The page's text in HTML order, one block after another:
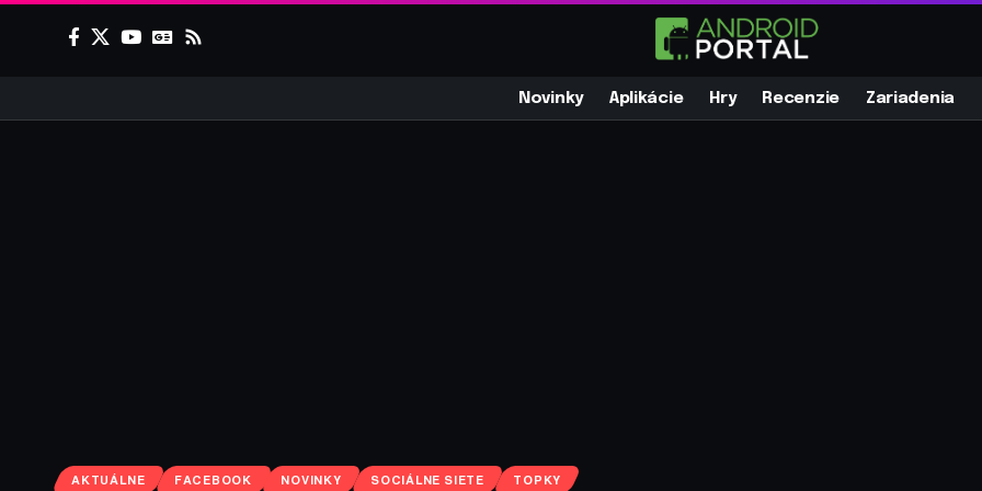
Novinky Aplikácie Hry Recenzie Zariadenia
AKTUÁLNE FACEBOOK NOVINKY SOCIÁLNE SIETE TOPKY